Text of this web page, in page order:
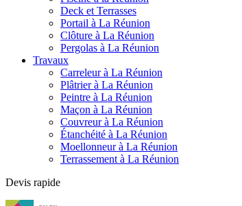
Deck et Terrasses
Portail à La Réunion
Clôture à La Réunion
Pergolas à La Réunion
Travaux
Carreleur à La Réunion
Plâtrier à La Réunion
Peintre à La Réunion
Maçon à La Réunion
Couvreur à La Réunion
Étanchéité à La Réunion
Moellonneur à La Réunion
Terrassement à La Réunion
Devis rapide